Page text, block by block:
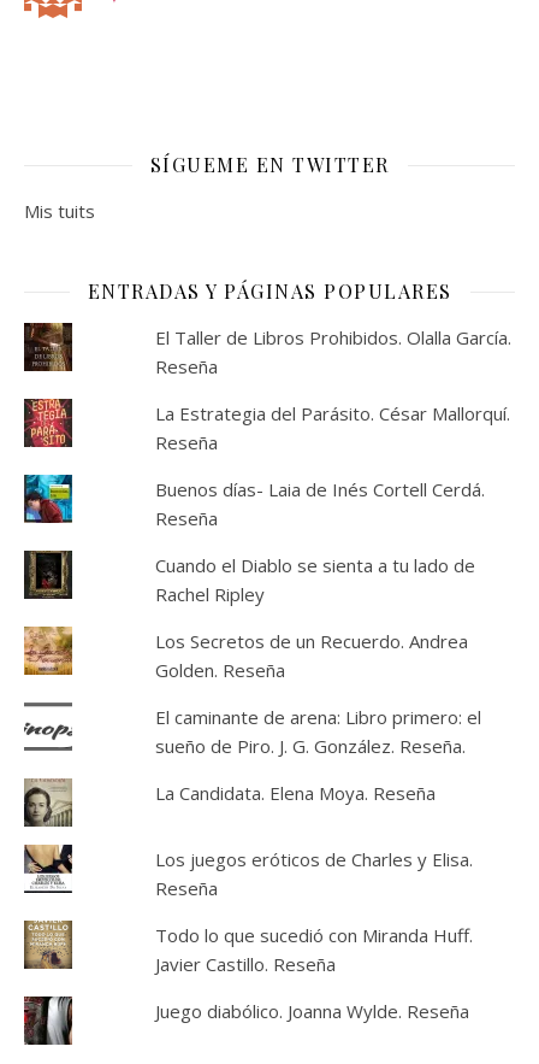
SÍGUEME EN TWITTER
Mis tuits
ENTRADAS Y PÁGINAS POPULARES
El Taller de Libros Prohibidos. Olalla García.
Reseña
La Estrategia del Parásito. César Mallorquí.
Reseña
Buenos días- Laia de Inés Cortell Cerdá.
Reseña
Cuando el Diablo se sienta a tu lado de
Rachel Ripley
Los Secretos de un Recuerdo. Andrea
Golden. Reseña
El caminante de arena: Libro primero: el
sueño de Piro. J. G. González. Reseña.
La Candidata. Elena Moya. Reseña
Los juegos eróticos de Charles y Elisa.
Reseña
Todo lo que sucedió con Miranda Huff.
Javier Castillo. Reseña
Juego diabólico. Joanna Wylde. Reseña